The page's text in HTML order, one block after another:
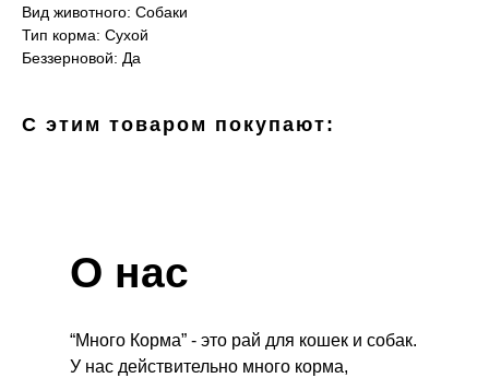
Вид животного: Собаки
Тип корма: Сухой
Беззерновой: Да
С этим товаром покупают:
“Много Корма” - это рай для кошек и собак.
У нас действительно много корма,
О нас